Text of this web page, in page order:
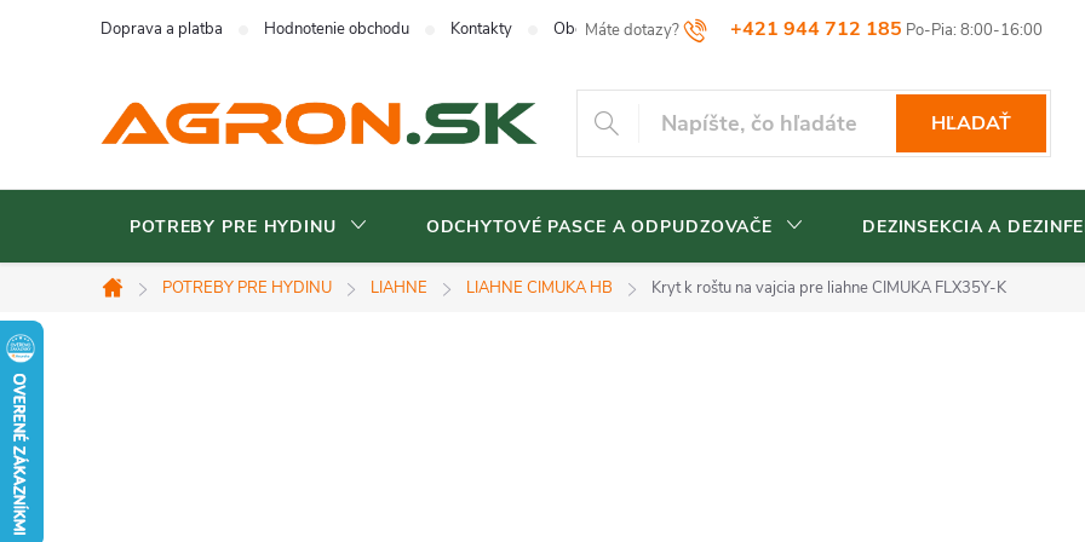
+421 944 712 185
Doprava a platba Hodnotenie obchodu Kontakty Obchodné podmienky Reklamačný poriadok Vrátenia tovaru
HĽADAŤ
POTREBY PRE HYDINU ODCHYTOVÉ PASCE A ODPUDZOVAČE DEZINSEKCIA A
Domov
POTREBY PRE HYDINU LIAHNE LIAHNE CIMUKA HB Kryt k roštu na vajcia pre liahne CIMUKA FLX35Y-K